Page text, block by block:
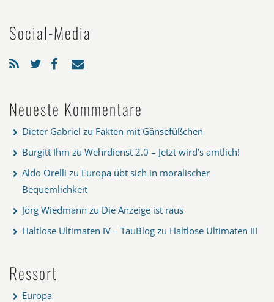
Social-Media
Neueste Kommentare
Dieter Gabriel zu Fakten mit Gänsefüßchen
Burgitt Ihm zu Wehrdienst 2.0 – Jetzt wird’s amtlich!
Aldo Orelli zu Europa übt sich in moralischer
Bequemlichkeit
Jörg Wiedmann zu Die Anzeige ist raus
Haltlose Ultimaten IV – TauBlog zu Haltlose Ultimaten III
Ressort
Europa